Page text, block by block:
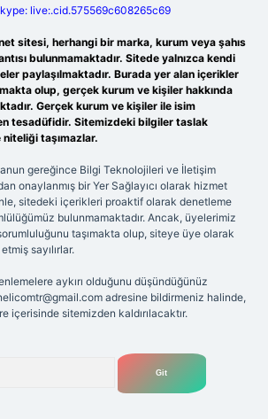
live:.cid.575569c608265c69
sitesi, herhangi bir marka, kurum veya şahıs
bulunmamaktadır. Sitede yalnızca kendi
paylaşılmaktadır. Burada yer alan içerikler
olup, gerçek kurum ve kişiler hakkında
Gerçek kurum ve kişiler ile isim
tesadüfidir. Sitemizdeki bilgiler taslak
taşımazlar.
gereğince Bilgi Teknolojileri ve İletişim
onaylanmış bir Yer Sağlayıcı olarak hizmet
sitedeki içerikleri proaktif olarak denetleme
bulunmamaktadır. Ancak, üyelerimiz
taşımakta olup, siteye üye olarak
sayılırlar.
aykırı olduğunu düşündüğünüz
adresine bildirmeniz halinde,
içerisinde sitemizden kaldırılacaktır.